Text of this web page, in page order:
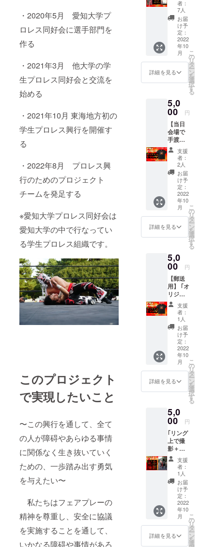
・2020年5月 愛知大学プ
ロレス同好会に選手部門を
作る
・2021年3月 他大学の学
生プロレス同好会と交流を
始める
・2021年10月 東海地方初の
学生プロレス興行を開催す
る
・2022年8月 プロレス興
行のためのプロジェクト
チームを発足する
※愛知大学プロレス同好会は
愛知大学の中で行なってい
る学生プロレス組織です。
このプロジェクト
で実現したいこと
〜この興行を通して、全て
の人が障碍やあらゆる事情
に関係なく生き抜いていく
ための、一歩踏み出す勇気
を与えたい〜
私たちはフェアプレーの
精神を尊重し、安全に協議
を実施することを通して、
いかなる障碍や事情があろ
※当日、
ご来場
いただ
けな
かった
場合は
お渡し
出来ま
せんの
イル｣ 愛
知大学
プロレ
スリン
グ同好
会オリ
ジナル
のクリ
アファ
イルを
ご自宅
供！ こ
こでし
か手に
入らな
いので
是非！
者：
7人
お届
け予
定：
2022
年10
月
詳細を見る
こ
の
リ
タ
ー
ン
を
選
択
す
る
5,0
00 円
【当日
会場で
手渡
し】 ｢オ
リジナ
ルTシャ
ツ｣ マ
チョ･
ギャ
ロー
ズ、オ
リジナ
ルTシャ
ツにな
りま
す。こ
か貰え
ないも
のです
ので、
是非ご
支援お
願いい
たしま
す！ ※T
シャツ
サイズ
は、
S.M.L.X
L ※当
日、ご
来場い
ただけ
し出来
ません
のでご
了承く
ださ
い。
支援
者：
2人
お届
け予
定：
2022
年10
月
詳細を見る
こ
の
リ
タ
ー
ン
を
選
択
す
る
5,0
00 円
【郵送
用】 ｢オ
リジナ
ルTシャ
ツ｣ マ
チョ･
ギャ
ロー
ズ、オ
リジナ
ルTシャ
ツにな
りま
す。こ
こでし
か貰え
のです
ので、
是非ご
支援お
願いい
たしま
す！ ※T
シャツ
サイズ
は、
S.M.L.X
支援
者：
1人
お届
け予
定：
2022
年10
月
詳細を見る
こ
の
リ
タ
ー
ン
を
選
択
す
る
5,0
00 円
｢リング
上で撮
影＋オ
リジナ
ルファ
イル｣ 実
際に試
合が行
われる
リング
上でマ
チョ･
ギャ
ローズ
と写真
支援
者：
1人
お届
け予
定：
2022
年10
月
詳細を見る
こ
の
リ
タ
ー
ン
を
選